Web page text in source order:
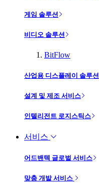
게임 솔루션
비디오 솔루션
BitFlow
산업용 디스플레이 솔루션
설계 및 제조 서비스
인텔리전트 로지스틱스
서비스
어드밴텍 글로벌 서비스
맞춤 개발 서비스